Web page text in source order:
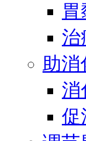
治
助消
消
促